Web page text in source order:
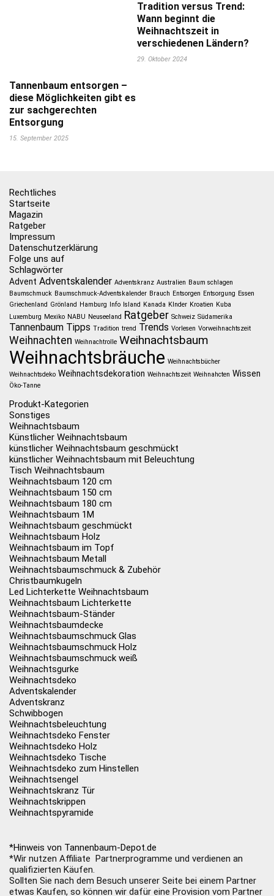
Tradition versus Trend:
Wann beginnt die
Weihnachtszeit in
verschiedenen Ländern?
29. Oktober 2024
Tannenbaum entsorgen –
diese Möglichkeiten gibt es
zur sachgerechten
Entsorgung
15. September 2025
Rechtliches
Startseite
Magazin
Ratgeber
Impressum
Datenschutzerklärung
Folge uns auf
Schlagwörter
Advent Adventskalender Adventskranz Australien Baum schlagen
Baumschmuck Baumschmuck-Adventskalender Brauch Entsorgen Entsorgung Essen
Griechenland Grönland Hamburg Info Island Kanada KInder Kroatien Kuba
Luxemburg Mexiko NABU Neuseeland Ratgeber Schweiz Südamerika
Tannenbaum Tipps Tradition trend Trends Vorlesen Vorweihnachtszeit
Weihnachten Weihnachtrolle Weihnachtsbaum
Weihnachtsbräuche Weihnachtsbücher
Weihnachtsdeko Weihnachtsdekoration Weihnachtszeit Weihnahcten Wissen
Öko-Tanne
Produkt-Kategorien
Sonstiges
Weihnachtsbaum
Künstlicher Weihnachtsbaum
künstlicher Weihnachtsbaum geschmückt
künstlicher Weihnachtsbaum mit Beleuchtung
Tisch Weihnachtsbaum
Weihnachtsbaum 120 cm
Weihnachtsbaum 150 cm
Weihnachtsbaum 180 cm
Weihnachtsbaum 1M
Weihnachtsbaum geschmückt
Weihnachtsbaum Holz
Weihnachtsbaum im Topf
Weihnachtsbaum Metall
Weihnachtsbaumschmuck & Zubehör
Christbaumkugeln
Led Lichterkette Weihnachtsbaum
Weihnachtsbaum Lichterkette
Weihnachtsbaum-Ständer
Weihnachtsbaumdecke
Weihnachtsbaumschmuck Glas
Weihnachtsbaumschmuck Holz
Weihnachtsbaumschmuck weiß
Weihnachtsgurke
Weihnachtsdeko
Adventskalender
Adventskranz
Schwibbogen
Weihnachtsbeleuchtung
Weihnachtsdeko Fenster
Weihnachtsdeko Holz
Weihnachtsdeko Tische
Weihnachtsdeko zum Hinstellen
Weihnachtsengel
Weihnachtskranz Tür
Weihnachtskrippen
Weihnachtspyramide
*Hinweis von Tannenbaum-Depot.de
*Wir nutzen Affiliate Partnerprogramme und verdienen an
qualifizierten Käufen.
Sollten Sie nach dem Besuch unserer Seite bei einem Partner
etwas Kaufen, so können wir dafür eine Provision vom Partner